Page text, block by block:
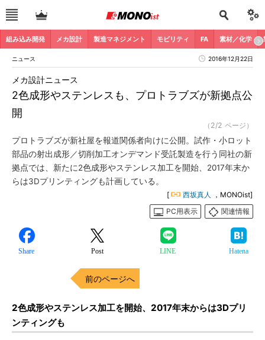
組み込み開発 メカ設計 製造マネジメント モビリティ FA 素材／化学
ニュース 2016年12月22日
2色成形やステンレスも、プロトラブズが新拠点公
開
メカ設計ニュース
（2/2 ページ）
プロトラブズが新社屋を報道関係者向けに公開。試作・小ロット
部品の射出成形／切削加工オンデマンド受託製造を行う同社の新
拠点では、新たに2色成形やステンレス加工を開始、2017年末か
らは3Dプリンティングも計画している。
[ 西坂真人
，MONOist]
PC用表示
関連情報
Share Post LINE Hatena
前のページへ
2色成形やステンレス加工を開始、2017年末からは3Dプリ
ンティングも